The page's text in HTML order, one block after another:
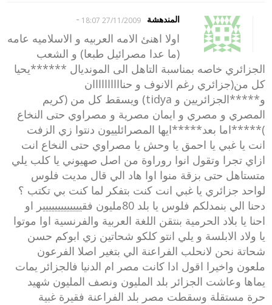
المندهشة 27/11/2009 18:07
-
اولا اهنئ الامه العربيه و الاسلاميه عامه
(ما عدا مصرائيل طبعا) و الشعب
الجزائري خاصه بمناسبة التاهل الى المونديال ******يحيا
كل من(جزائري رغم الانوف و حناااااااااان
و*****الجزائريين و tidya) ويسقط كل من (كريم
المصري و مصري و ايمان مصرية و مصراوي حتى النخاع
)*****اما بعد*****ايها المصرائلييون دنتوا زي الزفت
انت يا غبي يا احمق يا وحش يا مصراوي حتى النخاع انت
ازاي تجرا وتقول انوا روراوة من اصل صهيوني يا كلب يلي
متستاهل حتى بزقة منوا اوا هاد الي قال مديت فلوس
لواحد جزائري يا غبي انت كنت بتفكر لما كنت بي تكتب ؟
دحنا الي بنمدلكم فلوس يا بلد 80مليون فقييييييييييييير او
احنا يا بلاد الحرمية بنتقن اللغة العربية والفرنسية اوا موتوا
يا ولاد الابلسة و يلي انتو كلكو شحاتين زي ابوكم حسن
شحاتة نحن لانحلب الفراعنة الي بتغير اصلا الفرعون
ملعون واخيرا اقول ادا كانت مصر ام الدنيا فالجزائر يمات
يماها وعاشت الجزائر بلد المليون ونصف المليون شهيد
حرة مستقلة وسقطت مصر بلد الفراعنة فقيرة غبية